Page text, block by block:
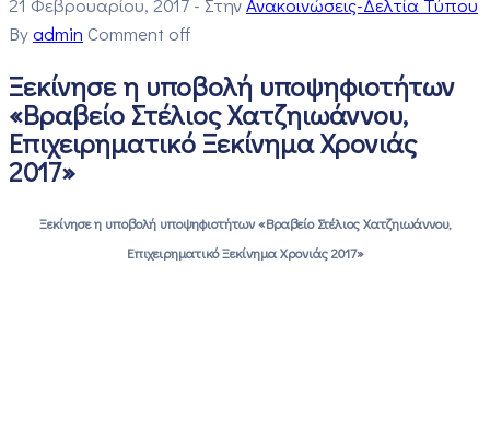
Byadmin Comment off
Ξεκίνησε η υποβολή υποψηφιοτήτων
«Βραβείο Στέλιος Χατζηιωάννου,
Επιχειρηματικό Ξεκίνημα Χρονιάς
2017»
Ξεκίνησε η υποβολή υποψηφιοτήτων «Βραβείο Στέλιος Χατζηιωάννου,
Επιχειρηματικό Ξεκίνημα Χρονιάς 2017»